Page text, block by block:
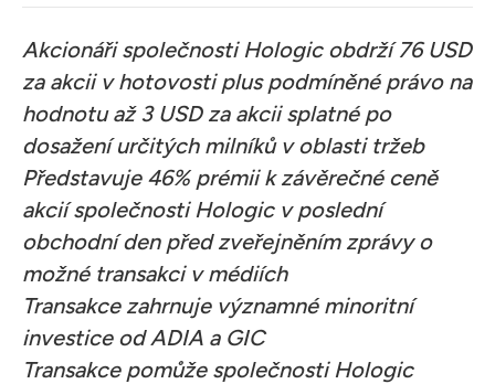
Akcionáři společnosti Hologic obdrží 76 USD
za akcii v hotovosti plus podmíněné právo na
hodnotu až 3 USD za akcii splatné po
dosažení určitých milníků v oblasti tržeb
Představuje 46% prémii k závěrečné ceně
akcií společnosti Hologic v poslední
obchodní den před zveřejněním zprávy o
možné transakci v médiích
Transakce zahrnuje významné minoritní
investice od ADIA a GIC
Transakce pomůže společnosti Hologic